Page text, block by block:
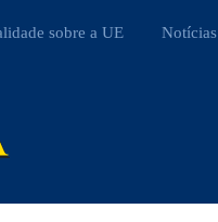
sobre a UE Notícias